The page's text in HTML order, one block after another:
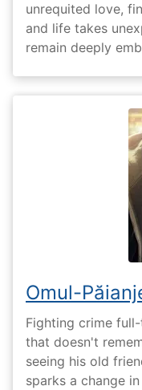
unrequited love,
and life takes
remain deeply
Omul-
Fighting crime
that doesn't
seeing his old
sparks a change